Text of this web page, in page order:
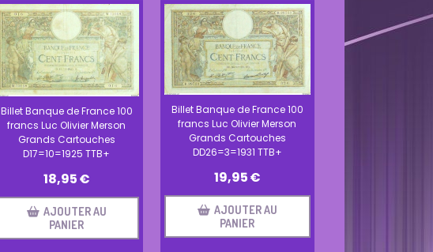
Billet Banque de France 100
francs Luc Olivier Merson
Grands Cartouches
D17=10=1925 TTB+
18,95€
AJOUTER AU
PANIER
Billet Banque de France 100
francs Luc Olivier Merson
Grands Cartouches
DD26=3=1931 TTB+
19,95€
AJOUTER AU
PANIER